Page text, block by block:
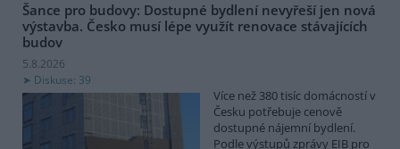
Šance pro budovy: Dostupné bydlení nevyřeší jen nová
výstavba. Česko musí lépe využít renovace stávajících
budov
5.8.2026
Diskuse: 39
Více než 380 tisíc domácností v
Česku potřebuje cenově
dostupné nájemní bydlení.
Podle výstupů zprávy EIB pro